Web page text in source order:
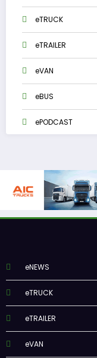
eTRUCK
eTRAILER
eVAN
eBUS
ePODCAST
eNEWS
eTRUCK
eTRAILER
eVAN